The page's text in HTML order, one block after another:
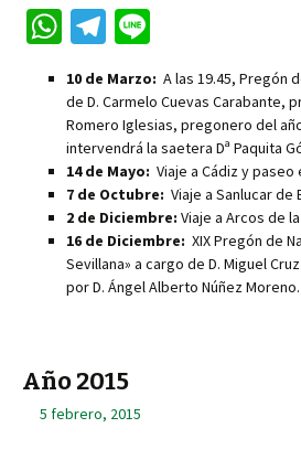
W
h
at
sA
p
p
Te
le
gr
a
m
n
e
10 de Marzo: A las 19.45, Pregón
de D. Carmelo Cuevas Carabante,
Romero Iglesias, pregonero del
intervendrá la saetera Dª Paquita
14 de Mayo: Viaje a Cádiz y
7 de Octubre: Viaje a Sanlucar de
2 de Diciembre: Viaje a Arcos de
16 de Diciembre: XIX Pregón de
Sevillana» a cargo de D. Miguel
por D. Ángel Alberto Núñez Moreno.
Año 2015
5 febrero, 2015